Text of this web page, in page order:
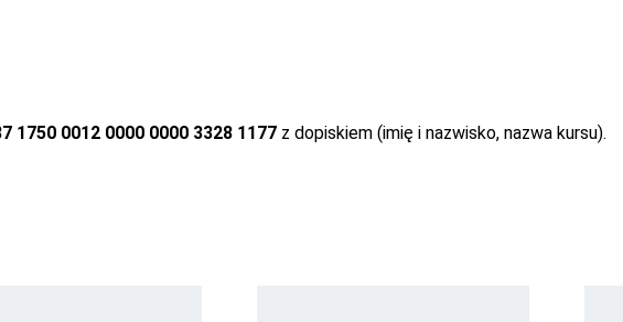
1750 0012 0000 0000 3328 1177 z dopiskiem (imię i nazwisko, nazwa kursu).